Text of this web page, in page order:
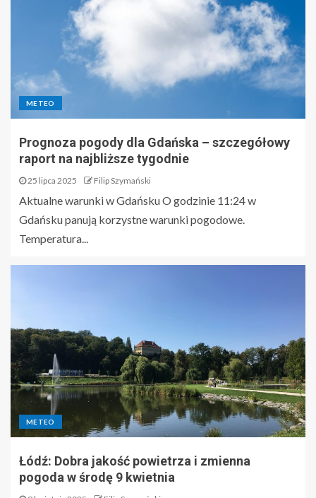
METEO
Prognoza pogody dla Gdańska – szczegółowy
raport na najbliższe tygodnie
25 lipca 2025 Filip Szymański
Aktualne warunki w Gdańsku O godzinie 11:24 w
Gdańsku panują korzystne warunki pogodowe.
Temperatura...
METEO
Łódź: Dobra jakość powietrza i zmienna
pogoda w środę 9 kwietnia